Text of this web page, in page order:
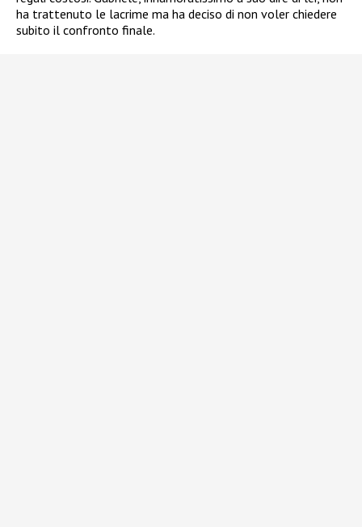
ha trattenuto le lacrime ma ha deciso di non voler chiedere
subito il confronto finale.